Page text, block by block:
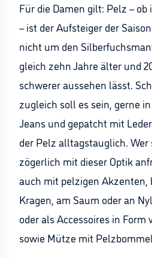
Für die Damen gilt: Pelz –
– ist der Aufsteiger der
nicht um den
gleich zehn Jahre älter und
schwerer aussehen lässt.
zugleich soll es sein, gerne
Jeans und gepatcht mit
der Pelz alltagstauglich.
zögerlich mit dieser Optik
auch mit pelzigen Akzenten,
Kragen, am Saum oder an
oder als Accessoires in Form
sowie Mütze mit